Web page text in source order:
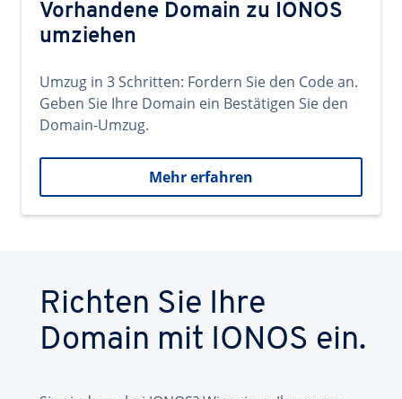
Vorhandene Domain zu IONOS
umziehen
Umzug in 3 Schritten: Fordern Sie den Code an.
Geben Sie Ihre Domain ein Bestätigen Sie den
Domain-Umzug.
Mehr erfahren
Richten Sie Ihre
Domain mit IONOS ein.